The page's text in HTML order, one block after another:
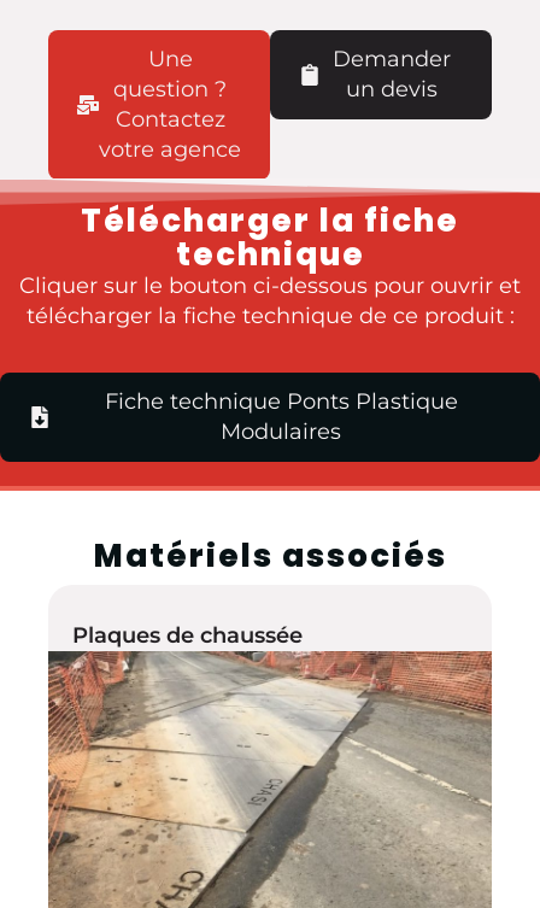
Une
question ?
Contactez
votre agence
Demander
un devis
Télécharger la fiche
technique
Cliquer sur le bouton ci-dessous pour ouvrir et
télécharger la fiche technique de ce produit :​
Fiche technique Ponts Plastique
Modulaires
Matériels associés
Plaques de chaussée